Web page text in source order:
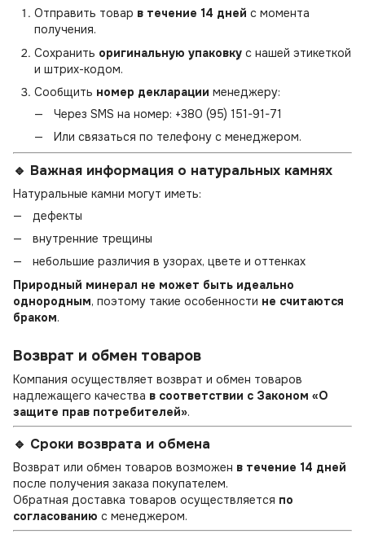
Отправить товар в течение 14 дней с момента
получения.
Сохранить оригинальную упаковку с нашей этикеткой
и штрих-кодом.
Сообщить номер декларации менеджеру:
Через SMS на номер: +380 (95) 151-91-71
Или связаться по телефону с менеджером.
🔹 Важная информация о натуральных камнях
Натуральные камни могут иметь:
дефекты
внутренние трещины
небольшие различия в узорах, цвете и оттенках
Природный минерал не может быть идеально
однородным, поэтому такие особенности не считаются
браком.
Возврат и обмен товаров
Компания осуществляет возврат и обмен товаров
надлежащего качества в соответствии с Законом «О
защите прав потребителей».
🔹 Сроки возврата и обмена
Возврат или обмен товаров возможен в течение 14 дней
после получения заказа покупателем.
Обратная доставка товаров осуществляется по
согласованию с менеджером.